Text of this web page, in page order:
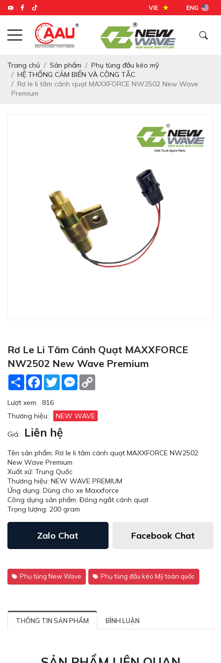
Trang chủ Sản phẩm
Phụ tùng đầu kéo mỹ
HỆ THỐNG CẢM BIẾN VÀ CÔNG TẮC
Rơ le li tâm cánh quạt MAXXFORCE NW2502 New Wave
Premium
Rơ Le Li Tâm Cánh Quạt MAXXFORCE
NW2502 New Wave Premium
Share Facebook
TwitterMessenger
Lượt xem:
816
Thương hiệu:
NEW WAVE
Giá: Liên hệ
Tên sản phẩm: Rơ le li tâm cánh quạt MAXXFORCE NW2502
New Wave Premium
Xuất xứ: Trung Quốc
Thương hiệu: NEW WAVE PREMIUM
Ứng dụng: Dùng cho xe Maxxforce
Công dụng sản phẩm: Đóng ngắt cánh quạt
Trọng lượng: 200 gram
Zalo Chat Facebook Chat
Phụ tùng New Wave Phụ tùng đầu kéo Mỹ toàn quốc
THÔNG TIN SẢN PHẨM BÌNH LUẬN